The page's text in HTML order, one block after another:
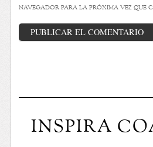
navegador para la próxima vez que
INSPIRA